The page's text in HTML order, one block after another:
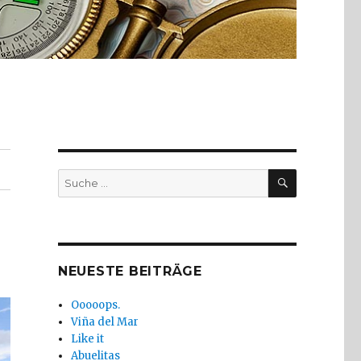
Suche
nach:
SUCHE
NEUESTE BEITRÄGE
Ooooops.
Viña del Mar
Like it
Abuelitas